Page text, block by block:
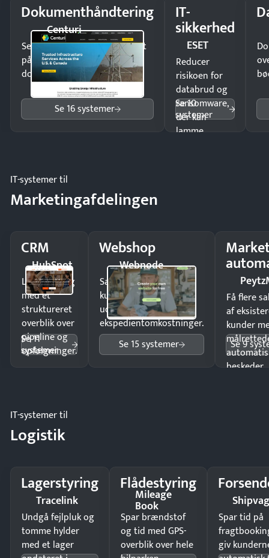
Dokumenthåndtering
Centuri
Send kontrakter til underskrift
på minutter og mist ingen
dokumenter.
Se 16 systemer
IT-
sikkerhed
ESET
Reducer
risikoen for
databrud og
ransomware,
der kan
lamme
Se 10
systemer
IT-systemer til
Marketingafdelingen
CRM
HubSpot
Luk flere salg
med et
struktureret
overblik over
pipeline og
opfølgninger.
Se 11
systemer
Webshop
Webnode
Sælg produkter 24/7 til
kunder i hele landet
uden
ekspedientomkostninger.
Se 15 systemer
Få flere
af
kunder
beskeder.
Se 9
IT-systemer til
Logistik
Lagerstyring
Tracelink
Undgå fejlpluk og
tomme hylder
med et lager
Flådestyring
Mileage
Book
Spar brændstof
og tid med GPS-
overblik over hele
Spar tid på
giv